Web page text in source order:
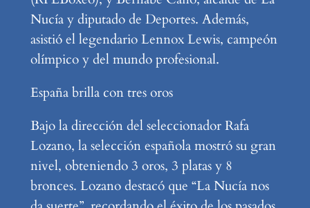
Nucía y diputado de Deportes. Además,
asistió el legendario Lennox Lewis, campeón
olímpico y del mundo profesional.
España brilla con tres oros
Bajo la dirección del seleccionador Rafa
Lozano, la selección española mostró su gran
nivel, obteniendo 3 oros, 3 platas y 8
bronces. Lozano destacó que “La Nucía nos